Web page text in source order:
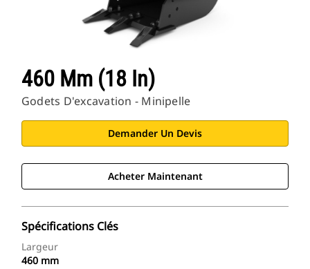
460 Mm (18 In)
Godets D'excavation - Minipelle
Demander Un Devis
Acheter Maintenant
Spécifications Clés
Largeur
460 mm